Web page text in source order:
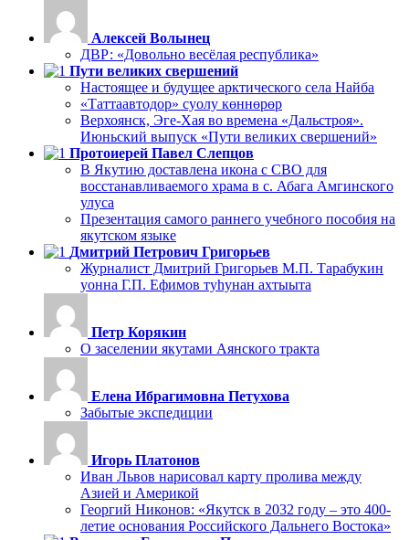
Алексей Волынец
ДВР: «Довольно весёлая республика»
Пути великих свершений
Настоящее и будущее арктического села Найба
«Таттаавтодор» суолу көннөрөр
Верхоянск, Эге-Хая во времена «Дальстроя».
Июньский выпуск «Пути великих свершений»
Протоиерей Павел Слепцов
В Якутию доставлена икона с СВО для
восстанавливаемого храма в с. Абага Амгинского
улуса
Презентация самого раннего учебного пособия на
якутском языке
Дмитрий Петрович Григорьев
Журналист Дмитрий Григорьев М.П. Тарабукин
уонна Г.П. Ефимов туһунан ахтыыта
Петр Корякин
О заселении якутами Аянского тракта
Елена Ибрагимовна Петухова
Забытые экспедиции
Игорь Платонов
Иван Львов нарисовал карту пролива между
Азией и Америкой
Георгий Никонов: «Якутск в 2032 году – это 400-
летие основания Российского Дальнего Востока»